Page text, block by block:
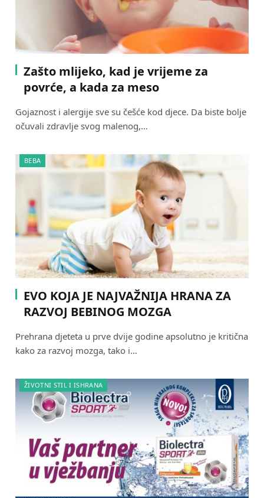
Zašto mlijeko, kad je vrijeme za
povrće, a kada za meso
Gojaznost i alergije sve su češće kod djece. Da biste bolje
očuvali zdravlje svog malenog,…
BEBA
EVO KOJA JE NAJVAŽNIJA HRANA ZA
RAZVOJ BEBINOG MOZGA
Prehrana djeteta u prve dvije godine apsolutno je kritična
kako za razvoj mozga, tako i…
ŽIVOTNI STIL I ISHRANA